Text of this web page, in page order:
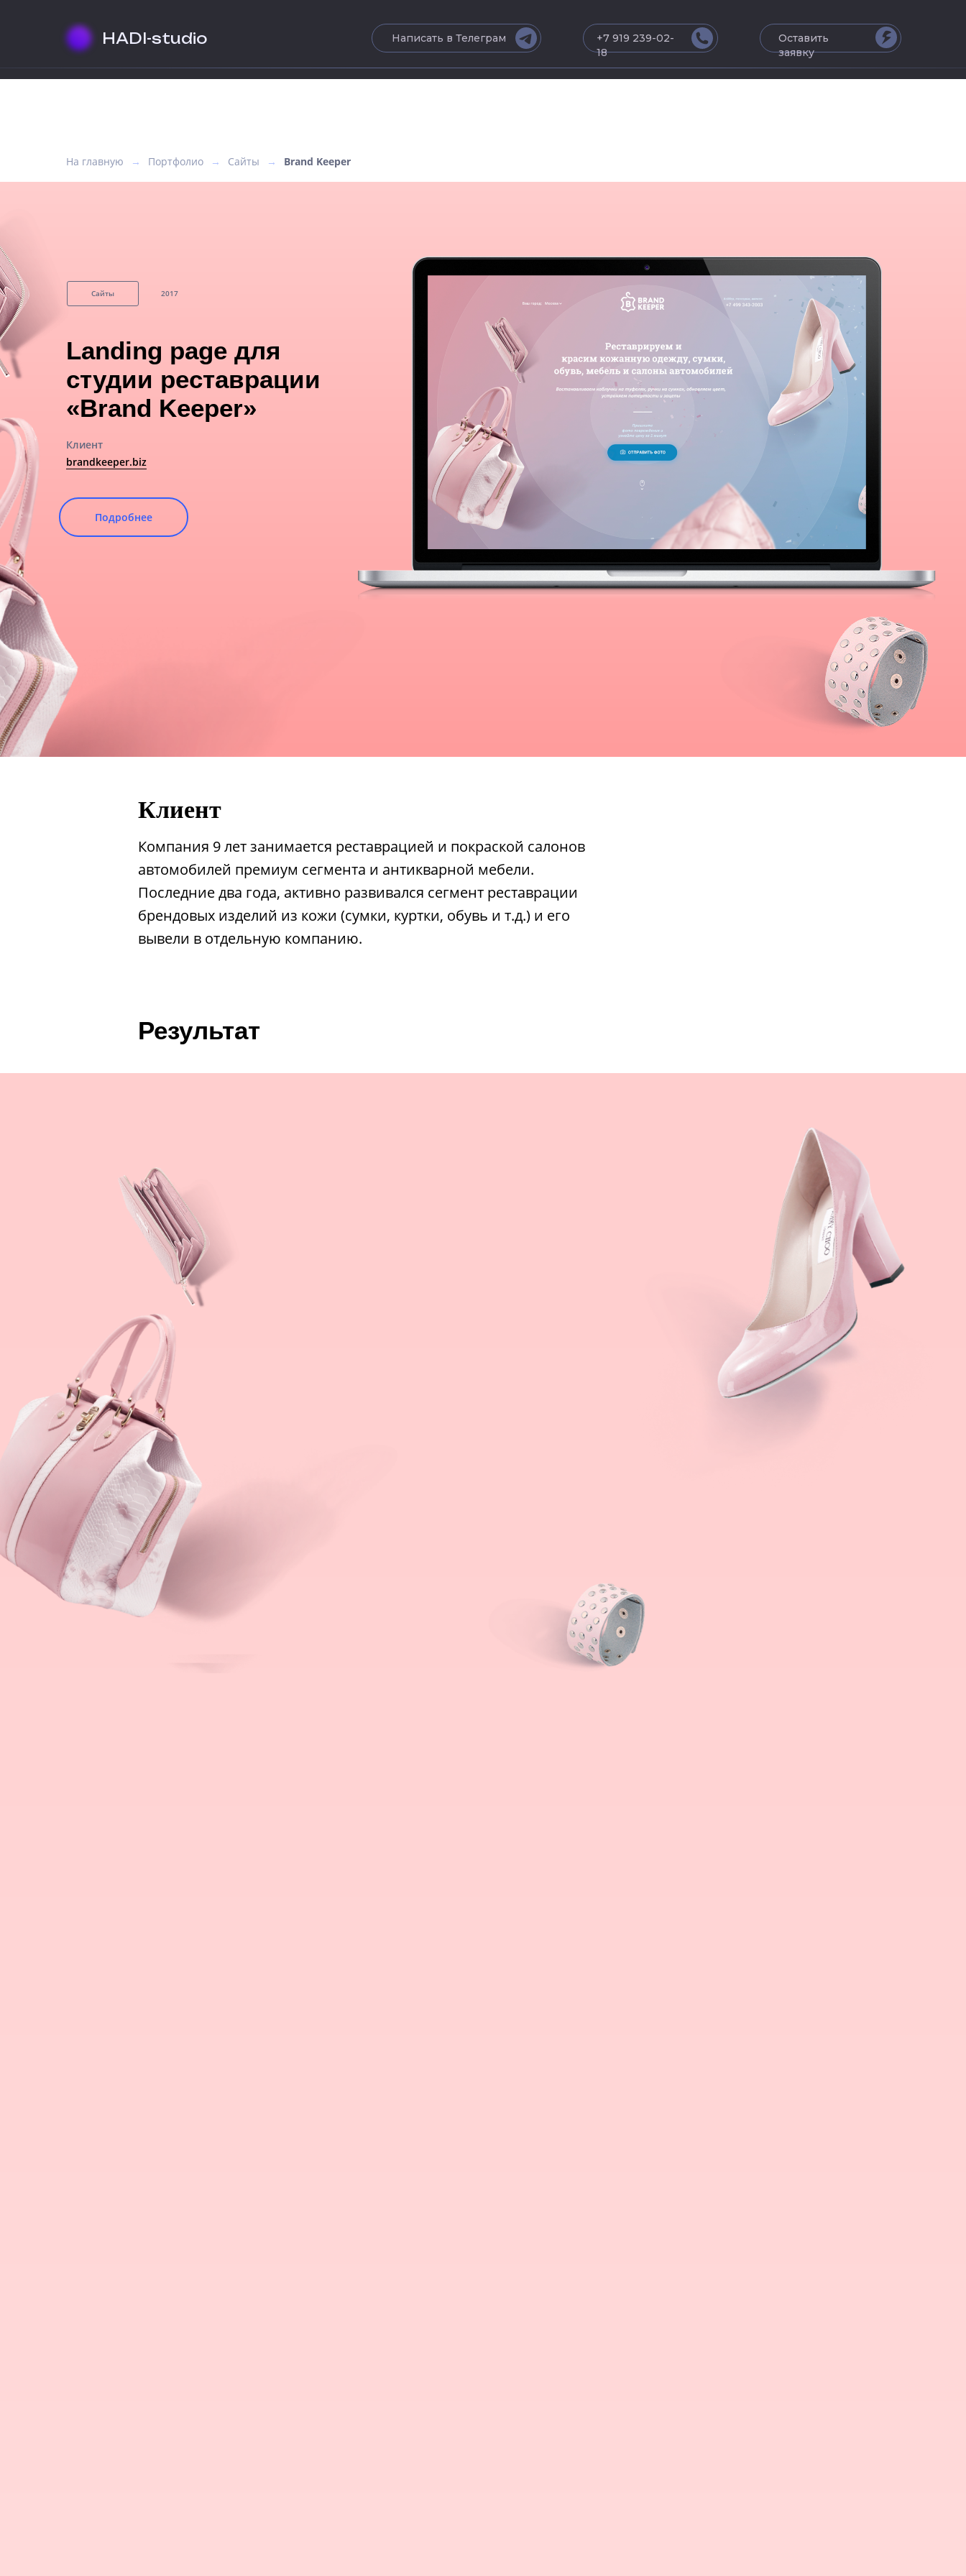
Написать в Телеграм
+7 919 239-02-
18
Оставить
заявку
HADI-studio
На главную → Портфолио → Сайты → Brand Keeper
Landing page для
студии реставрации
«Brand Keeper»
Сайты 2017
Подробнее
brandkeeper.biz
Клиент
Клиент
Компания 9 лет занимается реставрацией и покраской салонов
автомобилей премиум сегмента и антикварной мебели.
Последние два года, активно развивался сегмент реставрации
брендовых изделий из кожи (сумки, куртки, обувь и т.д.) и его
вывели в отдельную компанию.
Результат